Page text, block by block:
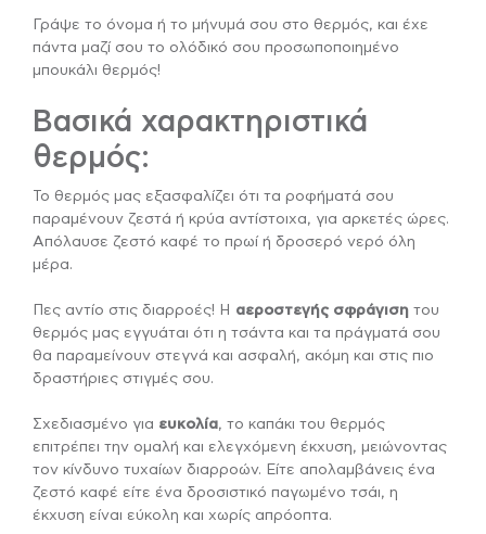
Γράψε το όνομα ή το μήνυμά σου στο θερμός, και έχε
πάντα μαζί σου το ολόδικό σου προσωποποιημένο
μπουκάλι θερμός!
Βασικά χαρακτηριστικά
θερμός:
Το θερμός μας εξασφαλίζει ότι τα ροφήματά σου
παραμένουν ζεστά ή κρύα αντίστοιχα, για αρκετές ώρες.
Απόλαυσε ζεστό καφέ το πρωί ή δροσερό νερό όλη
μέρα.
Πες αντίο στις διαρροές! Η αεροστεγής σφράγιση του
θερμός μας εγγυάται ότι η τσάντα και τα πράγματά σου
θα παραμείνουν στεγνά και ασφαλή, ακόμη και στις πιο
δραστήριες στιγμές σου.
Σχεδιασμένο για ευκολία, το καπάκι του θερμός
επιτρέπει την ομαλή και ελεγχόμενη έκχυση, μειώνοντας
τον κίνδυνο τυχαίων διαρροών. Είτε απολαμβάνεις ένα
ζεστό καφέ είτε ένα δροσιστικό παγωμένο τσάι, η
έκχυση είναι εύκολη και χωρίς απρόοπτα.